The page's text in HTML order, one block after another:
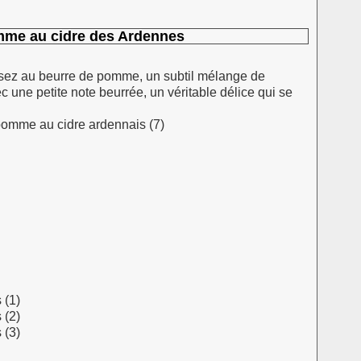
au cidre des Ardennes
au beurre de pomme, un subtil mélange de
une petite note beurrée, un véritable délice qui se